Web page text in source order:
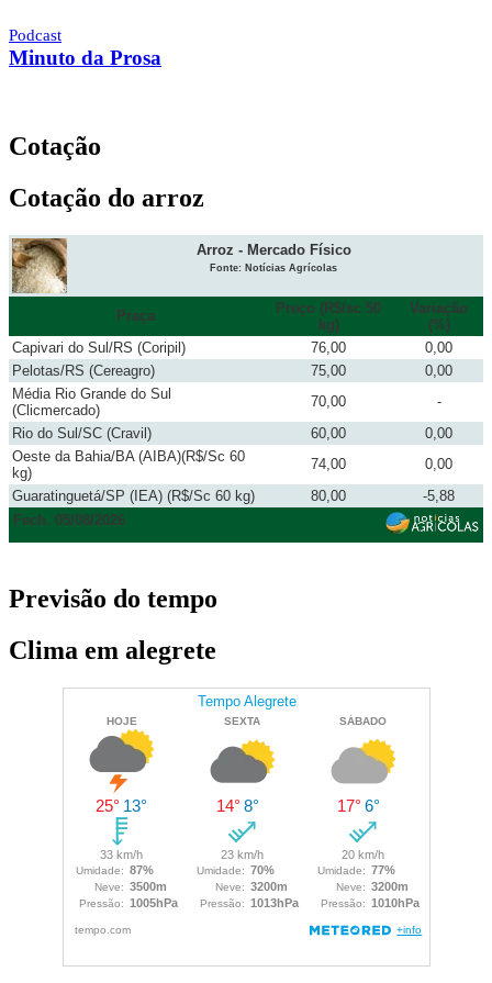
Podcast
Minuto da Prosa
Cotação
Cotação do arroz
Arroz - Mercado Físico
Fonte: Notícias Agrícolas
Praça
Preço (R$/sc 50
kg)
Variação
(%)
Capivari do Sul/RS (Coripil)
76,00
0,00
Pelotas/RS (Cereagro)
75,00
0,00
Média Rio Grande do Sul
(Clicmercado)
70,00
-
Rio do Sul/SC (Cravil)
60,00
0,00
Oeste da Bahia/BA (AIBA)(R$/Sc 60
kg)
74,00
0,00
Guaratinguetá/SP (IEA) (R$/Sc 60 kg)
80,00
-5,88
Fech. 05/08/2026
Previsão do tempo
Clima em alegrete